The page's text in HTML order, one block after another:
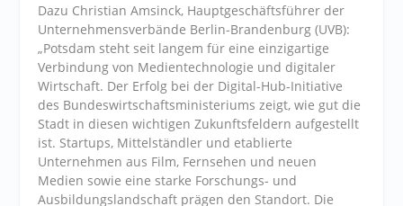
Dazu Christian Amsinck, Hauptgeschäftsführer der
Unternehmensverbände Berlin-Brandenburg (UVB):
„Potsdam steht seit langem für eine einzigartige
Verbindung von Medientechnologie und digitaler
Wirtschaft. Der Erfolg bei der Digital-Hub-Initiative
des Bundeswirtschaftsministeriums zeigt, wie gut die
Stadt in diesen wichtigen Zukunftsfeldern aufgestellt
ist. Startups, Mittelständler und etablierte
Unternehmen aus Film, Fernsehen und neuen
Medien sowie eine starke Forschungs- und
Ausbildungslandschaft prägen den Standort. Die